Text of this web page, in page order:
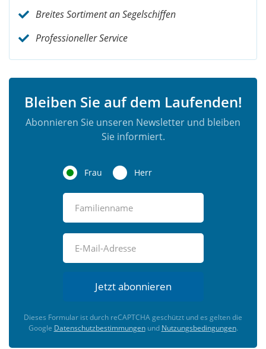
Breites Sortiment an Segelschiffen
Professioneller Service
Bleiben Sie auf dem Laufenden!
Abonnieren Sie unseren Newsletter und bleiben
Sie informiert.
Frau Herr
Jetzt abonnieren
Dieses Formular ist durch reCAPTCHA geschützt und es gelten die
Google Datenschutzbestimmungenund Nutzungsbedingungen.